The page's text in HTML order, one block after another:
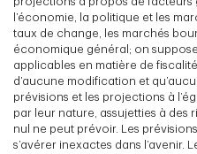
l’économie, la politique et les
taux de change, les marchés
économique général; on
applicables en matière de
d’aucune modification et
prévisions et les projections à
par leur nature, assujetties à des
nul ne peut prévoir. Les
s’avérer inexactes dans l’avenir.